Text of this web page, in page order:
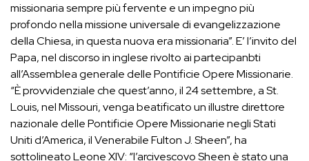
missionaria sempre più fervente e un impegno più
profondo nella missione universale di evangelizzazione
della Chiesa, in questa nuova era missionaria”. E’ l’invito del
Papa, nel discorso in inglese rivolto ai partecipanbti
all’Assemblea generale delle Pontificie Opere Missionarie.
“È provvidenziale che quest’anno, il 24 settembre, a St.
Louis, nel Missouri, venga beatificato un illustre direttore
nazionale delle Pontificie Opere Missionarie negli Stati
Uniti d’America, il Venerabile Fulton J. Sheen”, ha
sottolineato Leone XIV: “l’arcivescovo Sheen è stato una